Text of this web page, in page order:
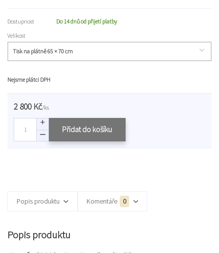
Dostupnost
Do 14 dnů od přijetí platby
Velikost
Nejsme plátci DPH
2 800 Kč/ks
Přidat do košíku
Popis produktu Komentáře 0
Popis produktu